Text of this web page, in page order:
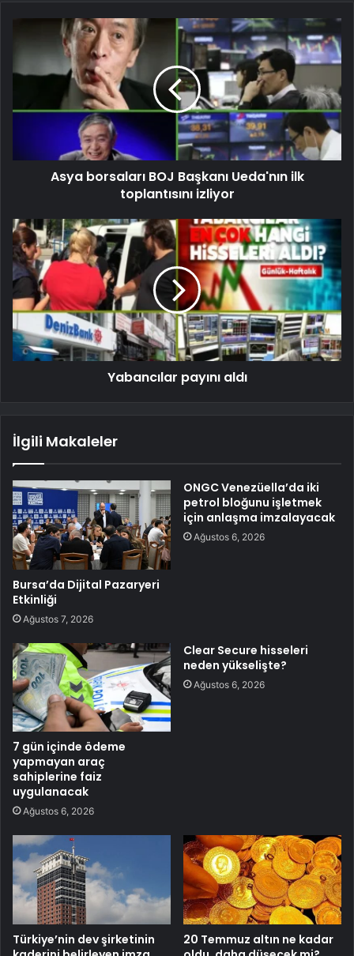
Asya borsaları BOJ Başkanı Ueda'nın ilk
toplantısını izliyor
Yabancılar payını aldı
İlgili Makaleler
Bursa’da Dijital Pazaryeri
Etkinliği
Ağustos 7, 2026
ONGC Venezüella’da iki
petrol bloğunu işletmek
için anlaşma imzalayacak
Ağustos 6, 2026
7 gün içinde ödeme
yapmayan araç
sahiplerine faiz
uygulanacak
Ağustos 6, 2026
Clear Secure hisseleri
neden yükselişte?
Ağustos 6, 2026
Türkiye’nin dev şirketinin
20 Temmuz altın ne kadar